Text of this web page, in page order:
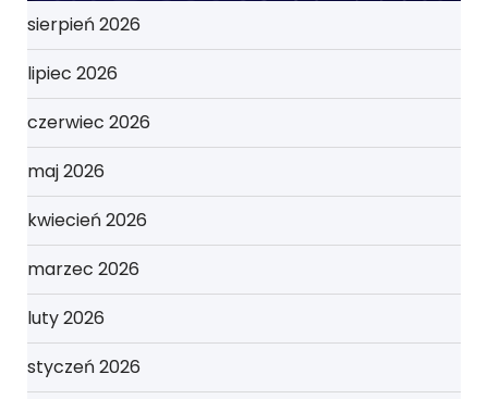
sierpień 2026
lipiec 2026
czerwiec 2026
maj 2026
kwiecień 2026
marzec 2026
luty 2026
styczeń 2026